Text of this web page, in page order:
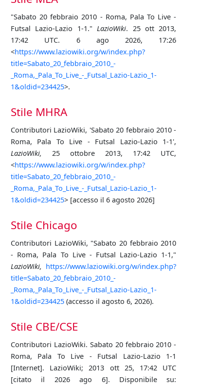
"Sabato 20 febbraio 2010 - Roma, Pala To Live -
Futsal Lazio-Lazio 1-1."LazioWiki. 25 ott 2013,
17:42 UTC. 6 ago 2026, 17:26
<https://www.laziowiki.org/w/index.php?
title=Sabato_20_febbraio_2010_-
_Roma,_Pala_To_Live_-_Futsal_Lazio-Lazio_1-
1&oldid=234425>.
Stile MHRA
Contributori LazioWiki, 'Sabato 20 febbraio 2010 -
Roma, Pala To Live - Futsal Lazio-Lazio 1-1',
LazioWiki, 25 ottobre 2013, 17:42 UTC,
<https://www.laziowiki.org/w/index.php?
title=Sabato_20_febbraio_2010_-
_Roma,_Pala_To_Live_-_Futsal_Lazio-Lazio_1-
1&oldid=234425> [accesso il 6 agosto 2026]
Stile Chicago
Contributori LazioWiki, "Sabato 20 febbraio 2010
- Roma, Pala To Live - Futsal Lazio-Lazio 1-1,"
LazioWiki, https://www.laziowiki.org/w/index.php?
title=Sabato_20_febbraio_2010_-
_Roma,_Pala_To_Live_-_Futsal_Lazio-Lazio_1-
1&oldid=234425 (accesso il agosto 6, 2026).
Stile CBE/CSE
Contributori LazioWiki. Sabato 20 febbraio 2010 -
Roma, Pala To Live - Futsal Lazio-Lazio 1-1
[Internet]. LazioWiki; 2013 ott 25, 17:42 UTC
[citato il 2026 ago 6]. Disponibile su: